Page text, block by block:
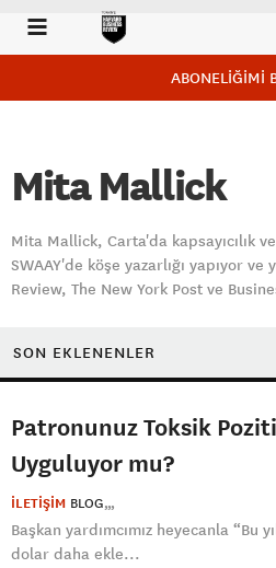
ABONELİĞİMİ
Mita Mallick
Mita Mallick, Carta'da kapsayıcılık
SWAAY'de köşe yazarlığı yapıyor ve
Review, The New York Post ve
SON EKLENENLER
Patronunuz Toksik
Uyguluyor mu?
İLETİŞİM BLOG
Başkan yardımcımız heyecanla
dolar daha ekle...